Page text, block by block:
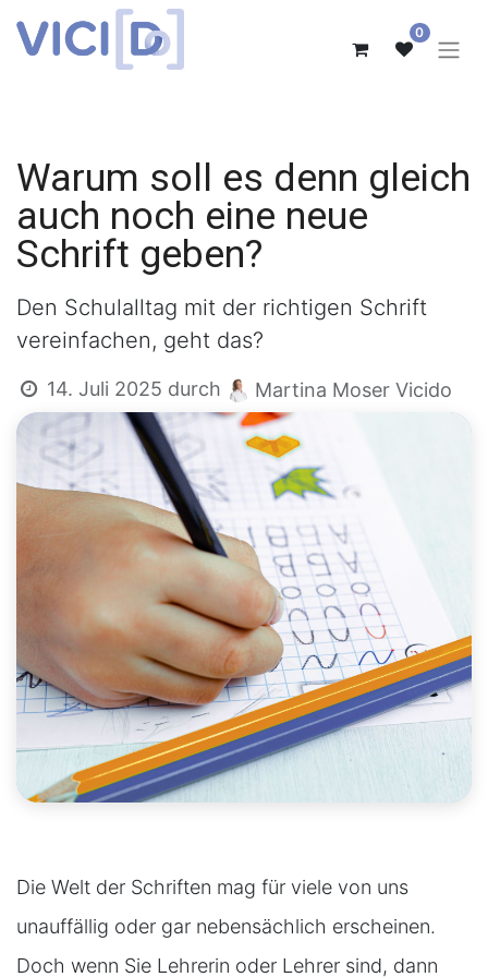
0
Warum soll es denn gleich
auch noch eine neue
Schrift geben?
Den Schulalltag mit der richtigen Schrift
vereinfachen, geht das?
14. Juli 2025 durch Martina Moser Vicido
Die Welt der Schriften mag für viele von uns
unauffällig oder gar nebensächlich erscheinen.
Doch wenn Sie Lehrerin oder Lehrer sind, dann